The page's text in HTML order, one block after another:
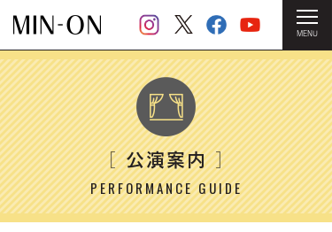
MENU
HOME ＞ 公演案内
［公演案内］
PERFORMANCE GUIDE